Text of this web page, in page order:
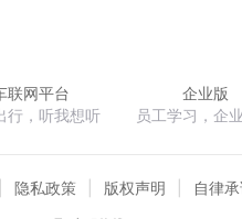
联网平台
行，听我想听
企业版
员工学习，企
隐私政策 版权声明 自律